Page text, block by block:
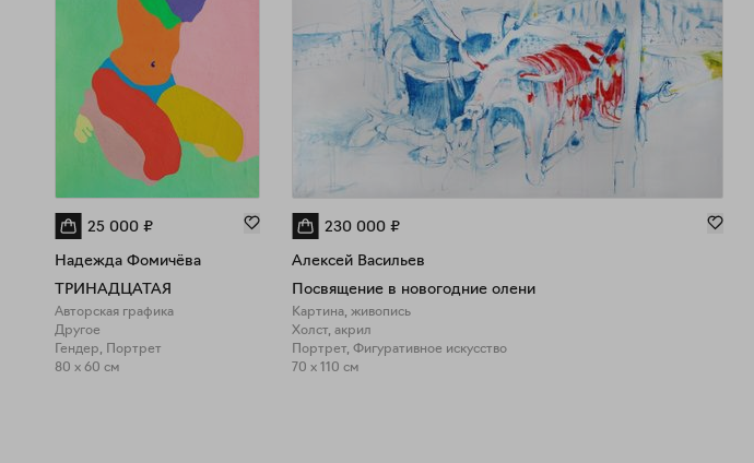
25 000 ₽
Надежда Фомичёва
ТРИНАДЦАТАЯ
Авторская графика
Другое
Гендер, Портрет
80 x 60 см
230 000 ₽
Алексей Васильев
Посвящение в новогодние олени
Картина, живопись
Холст, акрил
Портрет, Фигуративное искусство
70 x 110 см